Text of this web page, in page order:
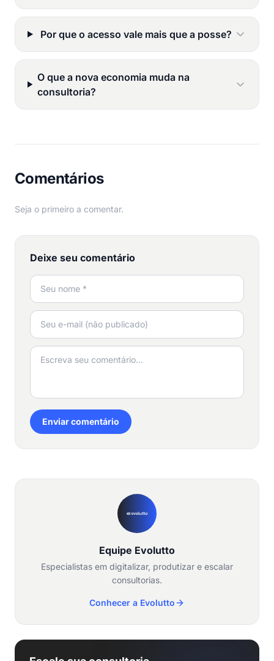
Por que o acesso vale mais que a posse?
O que a nova economia muda na
consultoria?
Comentários
Seja o primeiro a comentar.
Deixe seu comentário
Enviar comentário
Equipe Evolutto
Especialistas em digitalizar, produtizar e escalar
consultorias.
Conhecer a Evolutto